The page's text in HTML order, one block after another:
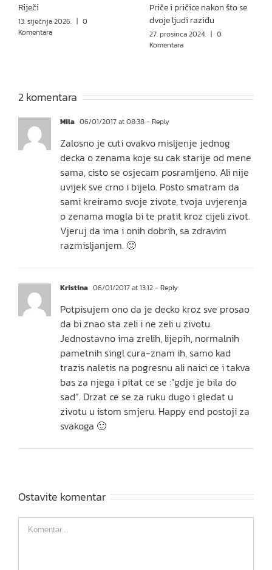
Riječi
13. siječnja 2026. | 0
Komentara
Priče i pričice nakon što se
dvoje ljudi raziđu
27. prosinca 2024. | 0
Komentara
2 komentara
Mila 06/01/2017 at 08:38- Reply
Zalosno je cuti ovakvo misljenje jednog
decka o zenama koje su cak starije od mene
sama, cisto se osjecam posramljeno. Ali nije
uvijek sve crno i bijelo. Posto smatram da
sami kreiramo svoje zivote, tvoja uvjerenja
o zenama mogla bi te pratit kroz cijeli zivot.
Vjeruj da ima i onih dobrih, sa zdravim
razmisljanjem. 🙂
Kristina 06/01/2017 at 13:12- Reply
Potpisujem ono da je decko kroz sve prosao
da bi znao sta zeli i ne zeli u zivotu.
Jednostavno ima zrelih, lijepih, normalnih
pametnih singl cura-znam ih, samo kad
trazis naletis na pogresnu ali naici ce i takva
bas za njega i pitat ce se :”gdje je bila do
sad”. Drzat ce se za ruku dugo i gledat u
zivotu u istom smjeru. Happy end postoji za
svakoga 🙂
Ostavite komentar
Comment